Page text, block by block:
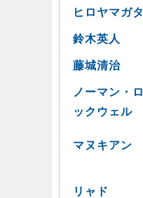
ヒロヤマガタ
鈴木英人
藤城清治
ノーマン・ロ
ックウェル
マヌキアン
リャド